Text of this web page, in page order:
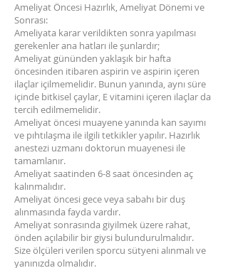
Ameliyat Öncesi Hazırlık, Ameliyat Dönemi ve
Sonrası:
Ameliyata karar verildikten sonra yapılması
gerekenler ana hatları ile şunlardır;
Ameliyat gününden yaklaşık bir hafta
öncesinden itibaren aspirin ve aspirin içeren
ilaçlar içilmemelidir. Bunun yanında, aynı süre
içinde bitkisel çaylar, E vitamini içeren ilaçlar da
tercih edilmemelidir.
Ameliyat öncesi muayene yanında kan sayımı
ve pıhtılaşma ile ilgili tetkikler yapılır. Hazırlık
anestezi uzmanı doktorun muayenesi ile
tamamlanır.
Ameliyat saatinden 6-8 saat öncesinden aç
kalınmalıdır.
Ameliyat öncesi gece veya sabahı bir duş
alınmasında fayda vardır.
Ameliyat sonrasında giyilmek üzere rahat,
önden açılabilir bir giysi bulundurulmalıdır.
Size ölçüleri verilen sporcu sütyeni alınmalı ve
yanınızda olmalıdır.